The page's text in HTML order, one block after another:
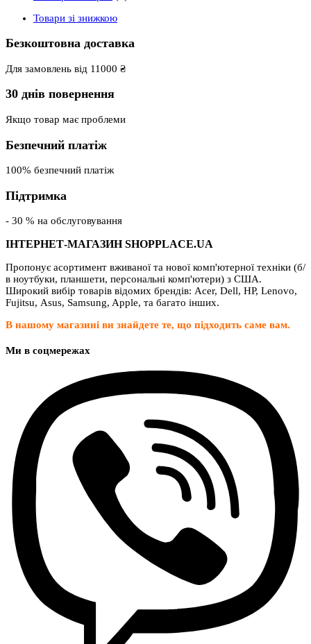
Товари зі знижкою
Безкоштовна доставка
Для замовлень від 11000 ₴
30 днів повернення
Якщо товар має проблеми
Безпечний платіж
100% безпечний платіж
Підтримка
- 30 % на обслуговування
ІНТЕРНЕТ-МАГАЗИН SHOPPLACE.UA
Пропонує асортимент вживаної та нової комп'ютерної техніки (б/
в ноутбуки, планшети, персональні комп'ютери) з США.
Широкий вибір товарів відомих брендів: Acer, Dell, HP, Lenovo,
Fujitsu, Asus, Samsung, Apple, та багато інших.
В нашому магазині ви знайдете те, що підходить саме вам.
Ми в соцмережах